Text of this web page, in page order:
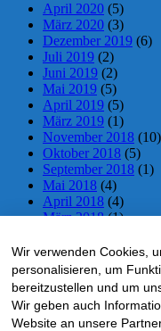
April 2020 (5)
März 2020 (3)
Dezember 2019 (6)
Juli 2019 (2)
Juni 2019 (2)
Mai 2019 (5)
April 2019 (5)
März 2019 (1)
November 2018 (10)
Oktober 2018 (5)
September 2018 (1)
Mai 2018 (4)
April 2018 (4)
März 2018(1)
Dezember 2017(3)
November 2017(18)
Oktober 2017
HRS-LIVTICKER –
Wir verwenden Cookies,
personalisieren, um
bereitzustellen und um
Wir geben auch
Website an unsere